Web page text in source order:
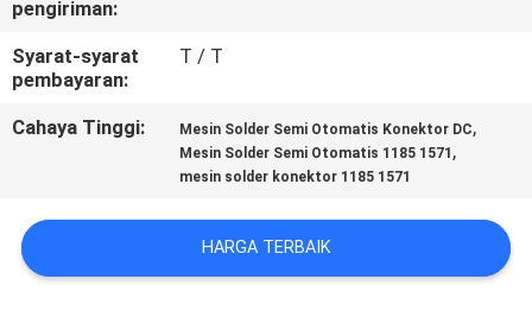
KUALITAS
HUBUNGI
KAMI
BERITA
KASUS
pengiriman:
Syarat-syarat
pembayaran:
T / T
Cahaya Tinggi: Mesin Solder Semi Otomatis Konektor DC,
Mesin Solder Semi Otomatis 1185 1571 ,
mesin solder konektor 1185 1571
HARGA TERBAIK